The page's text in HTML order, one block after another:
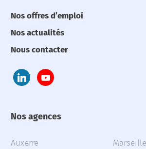
Nos offres d’emploi
Nos actualités
Nous contacter
Nos agences
Auxerre Marseille